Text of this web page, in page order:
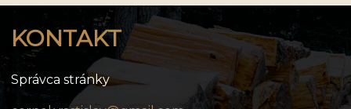
KONTAKT
Správca stránky